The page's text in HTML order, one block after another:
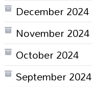
December 2024
November 2024
October 2024
September 2024